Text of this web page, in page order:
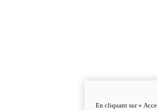
En cliquant sur «